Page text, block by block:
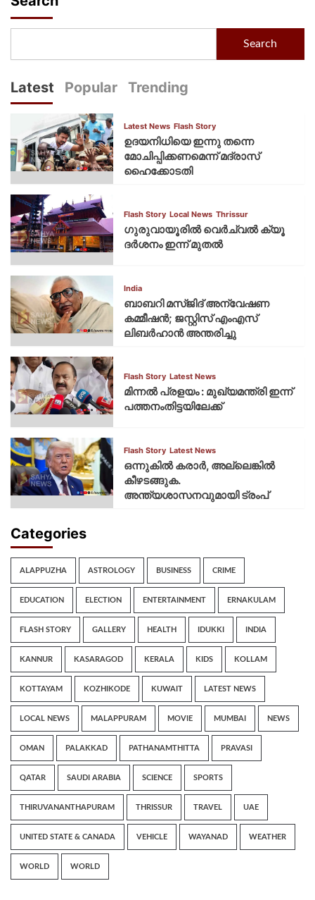
Search
Latest Popular Trending
Latest News Flash Story
ഉദയനിധിയെ ഇന്നു തന്നെ
മോചിപ്പിക്കണമെന്ന് മദ്രാസ്
ഹൈക്കോടതി
Flash Story Local News Thrissur
ഗുരുവായൂരില്‍ വെര്‍ച്വല്‍ ക്യൂ
ദര്‍ശനം ഇന്ന് മുതല്‍
India
ബാബറി മസ്ജിദ് അന്വേഷണ
കമ്മീഷന്‍; ജസ്റ്റിസ് എംഎസ്
ലിബര്‍ഹാന്‍ അന്തരിച്ചു
Flash Story Latest News
മിന്നല്‍ പ്രളയം : മുഖ്യമന്ത്രി ഇന്ന്
പത്തനംതിട്ടയിലേക്ക്
Flash Story Latest News
ഒന്നുകില്‍ കരാര്‍, അല്ലെങ്കില്‍
കീഴടങ്ങുക.
അന്ത്യശാസനവുമായി ട്രംപ്
Categories
ALAPPUZHA ASTROLOGY BUSINESS CRIME
EDUCATION ELECTION ENTERTAINMENT ERNAKULAM
FLASH STORY GALLERY HEALTH IDUKKI INDIA
KANNUR KASARAGOD KERALA KIDS KOLLAM
KOTTAYAM KOZHIKODE KUWAIT LATEST NEWS
LOCAL NEWS MALAPPURAM MOVIE MUMBAI NEWS
OMAN PALAKKAD PATHANAMTHITTA PRAVASI
QATAR SAUDI ARABIA SCIENCE SPORTS
THIRUVANANTHAPURAM THRISSUR TRAVEL UAE
UNITED STATE & CANADA VEHICLE WAYANAD WEATHER
WORLD WORLD